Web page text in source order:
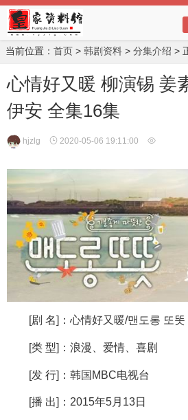
当前位置： 首页 > 韩剧资料 > 分集介绍 >
心情好又暖 柳演锡 姜
伊安 全集16集
hjzlg 2020-05-06 19:11:00
[剧 名]：心情好又暖/맨도롱 또똣
[类 型]：浪漫、爱情、喜剧
[发 行]：韩国MBC电视台
[播 出]：2015年5月13日